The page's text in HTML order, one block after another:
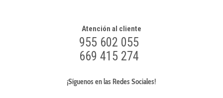
Atención al cliente
955 602 055
669 415 274
¡Síguenos en las Redes Sociales!